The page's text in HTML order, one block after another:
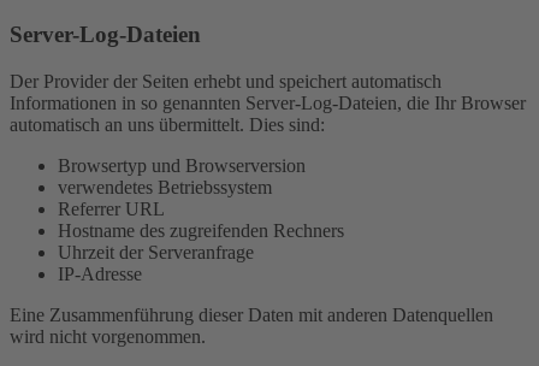
Server-Log-Dateien
Der Provider der Seiten erhebt und speichert automatisch
Informationen in so genannten Server-Log-Dateien, die Ihr Browser
automatisch an uns übermittelt. Dies sind:
Browsertyp und Browserversion
verwendetes Betriebssystem
Referrer URL
Hostname des zugreifenden Rechners
Uhrzeit der Serveranfrage
IP-Adresse
Eine Zusammenführung dieser Daten mit anderen Datenquellen
wird nicht vorgenommen.